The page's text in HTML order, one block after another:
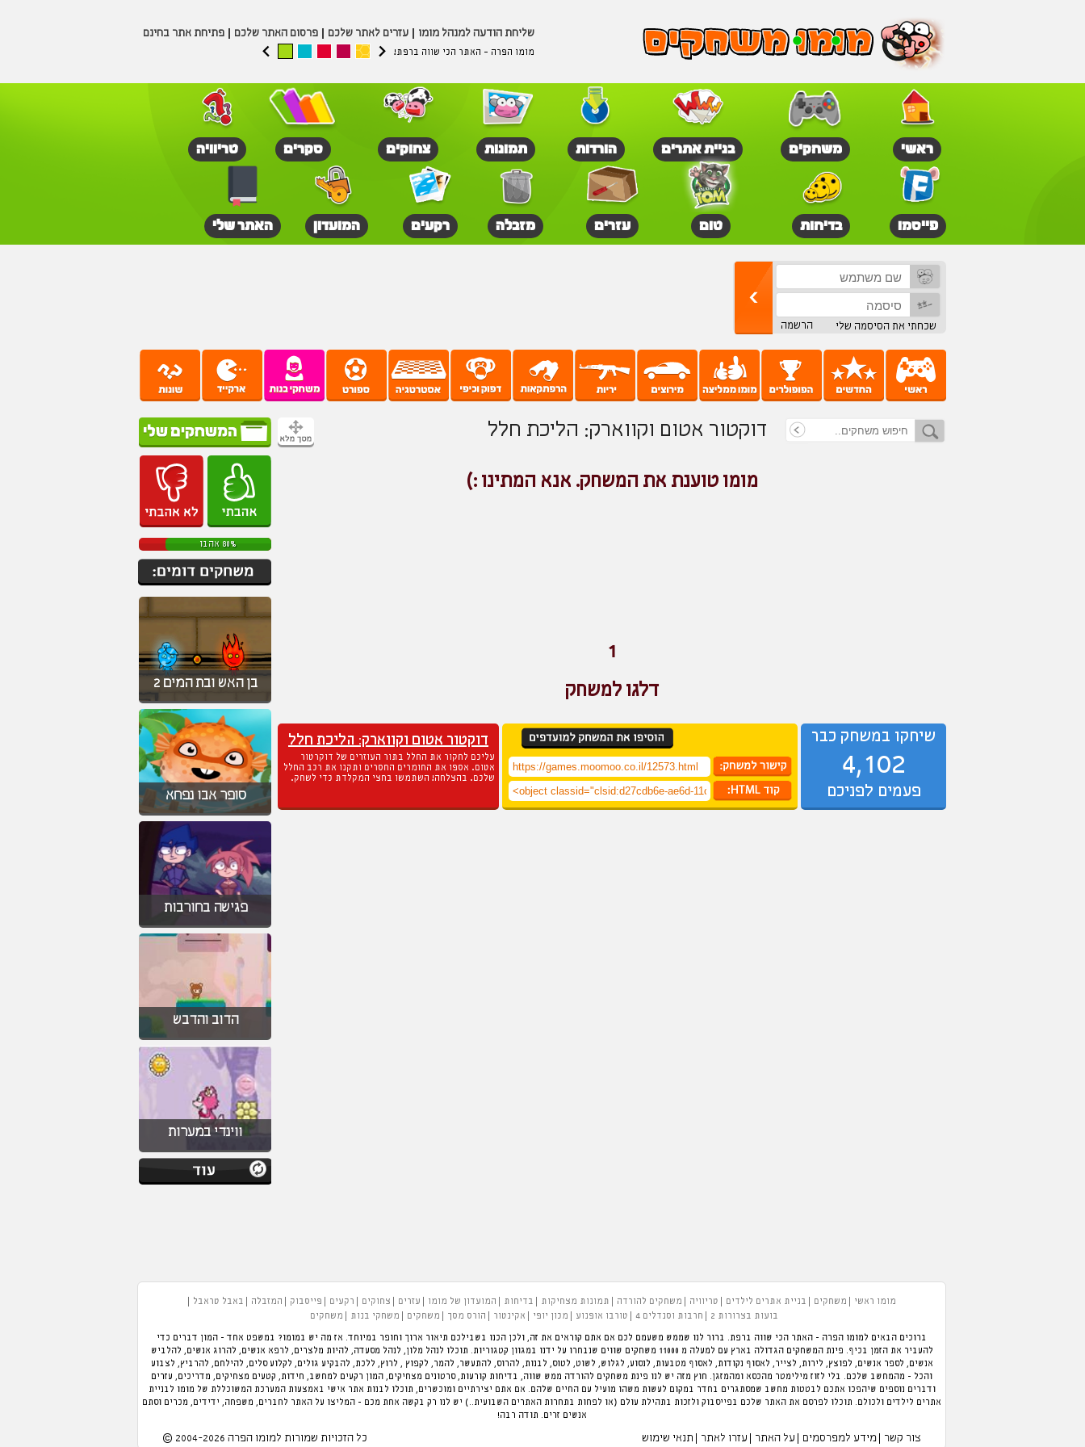
שליחת הודעה למנהל מומו עזרים לאתר שלכם פרסום האתר שלכם פתיחת אתר בחינם
מומו הפרה - האתר הכי שווה ברפת!
ראשי משחקים בניית אתרים הורדות תמונות צחוקים סקרים טריוויה
פייסמו בדיחות טום עזרים מזבלה רקעים המועדון האתר שלי
שכחתי את הסיסמה שלי הרשמה
דוקטור אטום וקווארק: הליכת חלל
מומו טוענת את המשחק. אנא המתינו :)
1
דלגו למשחק
שיחקו במשחק כבר
4,102
פעמים לפניכם
דוקטור אטום וקווארק: הליכת חלל
עליכם לחקור את החלל בתור העוזרים של דוקרטור
אטום. אספו את החומרים החסרים ותקנו את רכב החלל
שלכם. בהצלחה! השתמשו בחצי המקלדת כדי לשחק.
80% אהבו
בן האש ובת המים 2
סופר אבו נפחא
פגישה בחורבות
הדוב והדבש
ווינדי במערות
מומו ראשי משחקים בניית אתרים לילדים טריוויה משחקים להורדה תמונות מצחיקות בדיחות המועדון של מומו עזרים צחוקים רקעים פייסבוק המזבלה
באבל טראבל
בועות בצרורות 2
חרבות וסנדלים 4 טורבו אופנוע מכון יופי אקינטור הורס מסך משחקים משחקי בנות משחקים
ברוכים הבאים למומו הפרה - האתר הכי שווה ברפת. ברור לנו שממש משעמם לכם אם אתם קוראים את זה, ולכן הכנו בשבילכם תיאור ארוך וחופר במיוחד. אז מה יש במומו? במשפט אחד - המון דברים כדי
להעביר את הזמן בכיף. פינת המשחקים הגדולה בארץ עם למעלה מ 11000 משחקים שווים שנבחרו על ידנו במגוון קטגוריות. תוכלו לנהל מלון, לנהל מסעדה, להיות מלצרים, לרפא אנשים, להרוג אנשים, להלביש
אנשים, לספר אנשים, לפוצץ, לירות, לצייר, לאסוף נקודות, לאסוף מטבעות, לנסוע, לגלוש, לשוט, לטוס, לבנות, להרוס, להתעשר, להמר, לקפוץ , לרוץ, ללכת, להבקיע גולים, לקלוע סלים, להילחם, להרביץ, לצבוע
והכל - מהמחשב שלכם. בלי לזוז מילימטר מהכסא ומהמזגן. חוץ מזה יש לנו פינת משחקים להורדה ממש שווה, בדיחות קורעות, סרטונים מצחיקים, המון רקעים למחשב, חידות, קטעים מצחיקים, מדריכים, עזרים
ודברים נוספים שיהפכו אתכם לבטטות מחשב שמסתגרים בחדר במקום לעשות משהו מועיל עם החיים שלהם. אם אתם יצירתיים ומוכשרים, תוכלו לבנות אתר אישי באמצעות המערכת המשוכללת של מומו לבניית
אתרים לילדים ולכולם. תוכלו לפרסם את האתר שלכם בפייסבוק ולזכות בתהילת עולם (או לפחות בתחרות האתרים השבועית..) יש לנו רק בקשה אחת מכם - המליצו על האתר לחברים, משפחה, ידידים, מכרים וסתם
אנשים זרים. תודה רבה!
צור קשר מידע למפרסמים על האתר עזרו לאתר תנאי שימוש כל הזכויות שמורות למומו הפרה 2004-2026 ©